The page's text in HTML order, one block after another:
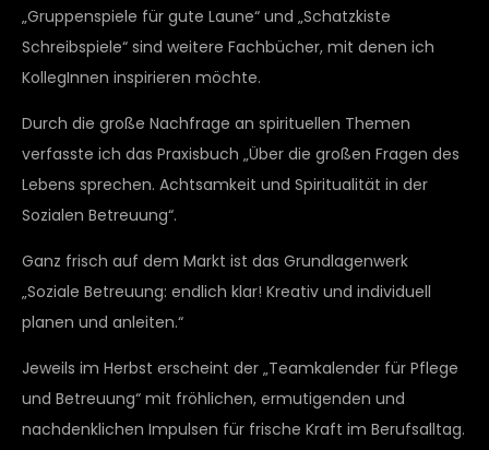
„Gruppenspiele für gute Laune“ und „Schatzkiste
Schreibspiele“ sind weitere Fachbücher, mit denen ich
KollegInnen inspirieren möchte.
Durch die große Nachfrage an spirituellen Themen
verfasste ich das Praxisbuch „Über die großen Fragen des
Lebens sprechen. Achtsamkeit und Spiritualität in der
Sozialen Betreuung“.
Ganz frisch auf dem Markt ist das Grundlagenwerk
„Soziale Betreuung: endlich klar! Kreativ und individuell
planen und anleiten.“
Jeweils im Herbst erscheint der „Teamkalender für Pflege
und Betreuung“ mit fröhlichen, ermutigenden und
nachdenklichen Impulsen für frische Kraft im Berufsalltag.